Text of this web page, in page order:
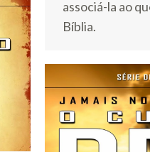
associá-la ao
Bíblia.